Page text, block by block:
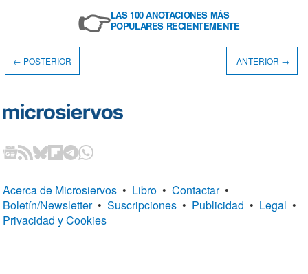
👉LAS 100 ANOTACIONES MÁS
POPULARES RECIENTEMENTE
← POSTERIOR ANTERIOR →
Acerca de Microsiervos • Libro • Contactar •
Boletín/Newsletter • Suscripciones • Publicidad • Legal •
Privacidad y Cookies